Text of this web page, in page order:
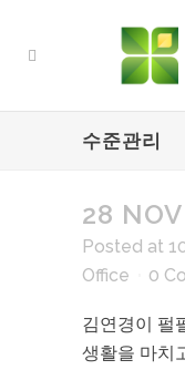
수준관리
28 NOV
Posted at
Office
0
김연경이 펄
생활을 마치